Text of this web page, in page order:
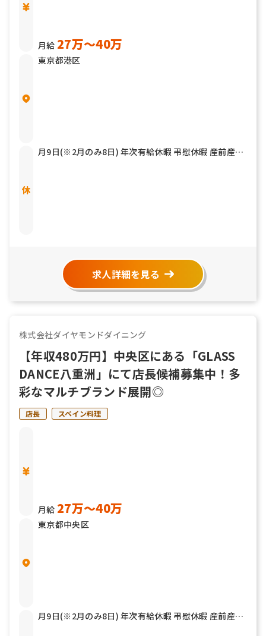
月給 27万〜40万
東京都港区
月9日(※2月のみ8日) 年次有給休暇 弔慰休暇 産前産後
求人詳細を見る
株式会社ダイヤモンドダイニング
【年収480万円】中央区にある「GLASS
DANCE八重洲」にて店長候補募集中！多
彩なマルチブランド展開◎
店長 スペイン料理
月給 27万〜40万
東京都中央区
月9日(※2月のみ8日) 年次有給休暇 弔慰休暇 産前産後